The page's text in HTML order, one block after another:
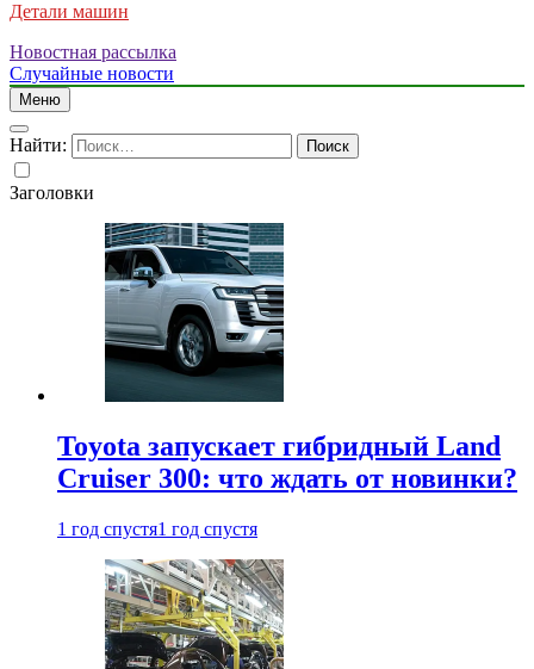
Детали машин
Новостная рассылка
Случайные новости
Меню
Найти:
Заголовки
Toyota запускает гибридный Land
Cruiser 300: что ждать от новинки?
1 год спустя1 год спустя